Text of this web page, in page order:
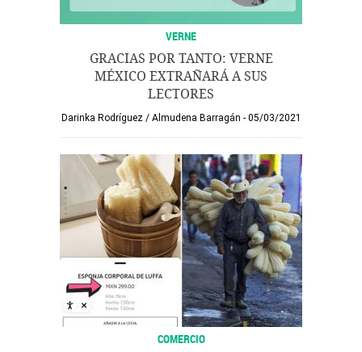
VERNE
GRACIAS POR TANTO: VERNE
MÉXICO EXTRAÑARÁ A SUS
LECTORES
Darinka Rodríguez / Almudena Barragán 05/03/2021
COMERCIO